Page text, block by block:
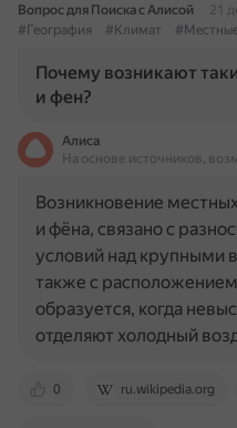
Вопрос для Поиска с Алисой
21
#География
#Климат
Почему возникают
и фен?
Алиса
На основе источников,
0 ru.wikipedia.org
Возникновение
и фёна, связано с
условий над крупными
также с
образуется, когда
отделяют холодный